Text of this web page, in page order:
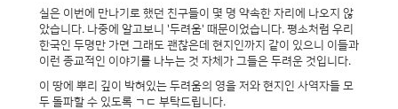
​실은 이번에 만나기로 했던 친구들이 몇 명 약속한 자리에 나오지 않
았습니다. 나중에 알고보니 '두려움' 때문이었습니다. 평소처럼 우리
한국인 두명만 가면 그래도 괜찮은데 현지인까지 같이 있으니 이들과
이런 종교적인 이야기를 나누는 것 자체가 그들은 두려운 것입니다.
​이 땅에 뿌리 깊이 박혀있는 두려움의 영을 저와 현지인 사역자들 모
두 돌파할 수 있도록 ㄱㄷ 부탁드립니다.